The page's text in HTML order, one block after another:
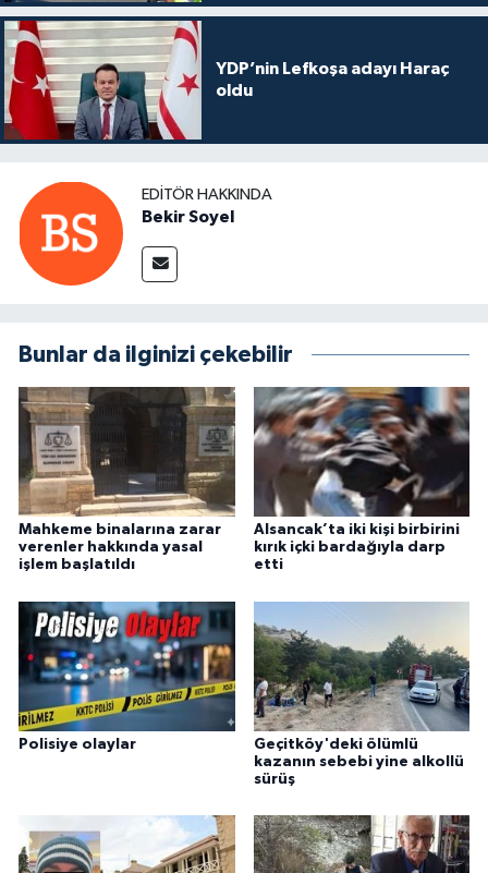
YDP’nin Lefkoşa adayı Haraç
oldu
EDITÖR HAKKINDA
Bekir Soyel
Bunlar da ilginizi çekebilir
Mahkeme binalarına zarar
verenler hakkında yasal
işlem başlatıldı
Alsancak’ta iki kişi birbirini
kırık içki bardağıyla darp
etti
Polisiye olaylar
Geçitköy'deki ölümlü
kazanın sebebi yine alkollü
sürüş